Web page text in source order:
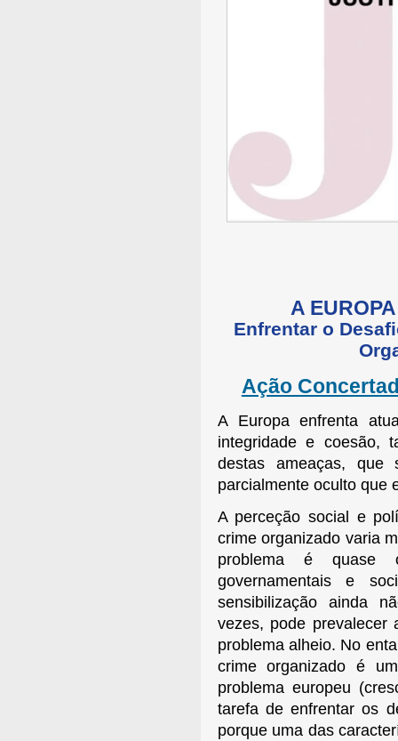
A
Enfrentar o
Ação
A Europa enfrenta
integridade e coesão,
destas ameaças,
parcialmente oculto que
A perceção social e
crime organizado varia
problema é quase
governamentais e
sensibilização ainda
vezes, pode prevalecer
problema alheio. No
crime organizado é
problema europeu
tarefa de enfrentar os
porque uma das